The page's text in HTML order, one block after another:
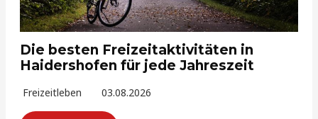
Die besten Freizeitaktivitäten in
Haidershofen für jede Jahreszeit
Freizeitleben 03.08.2026